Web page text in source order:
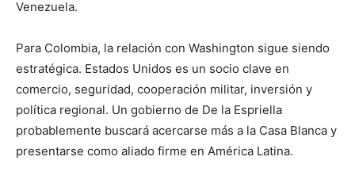
Venezuela.
Para Colombia, la relación con Washington sigue siendo
estratégica. Estados Unidos es un socio clave en
comercio, seguridad, cooperación militar, inversión y
política regional. Un gobierno de De la Espriella
probablemente buscará acercarse más a la Casa Blanca y
presentarse como aliado firme en América Latina.